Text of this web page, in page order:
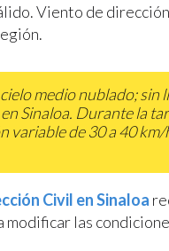
Viento de
medio nublado; sin
Sinaloa. Durante la
variable de 30 a 40
Civil en Sinaloa
modificar las